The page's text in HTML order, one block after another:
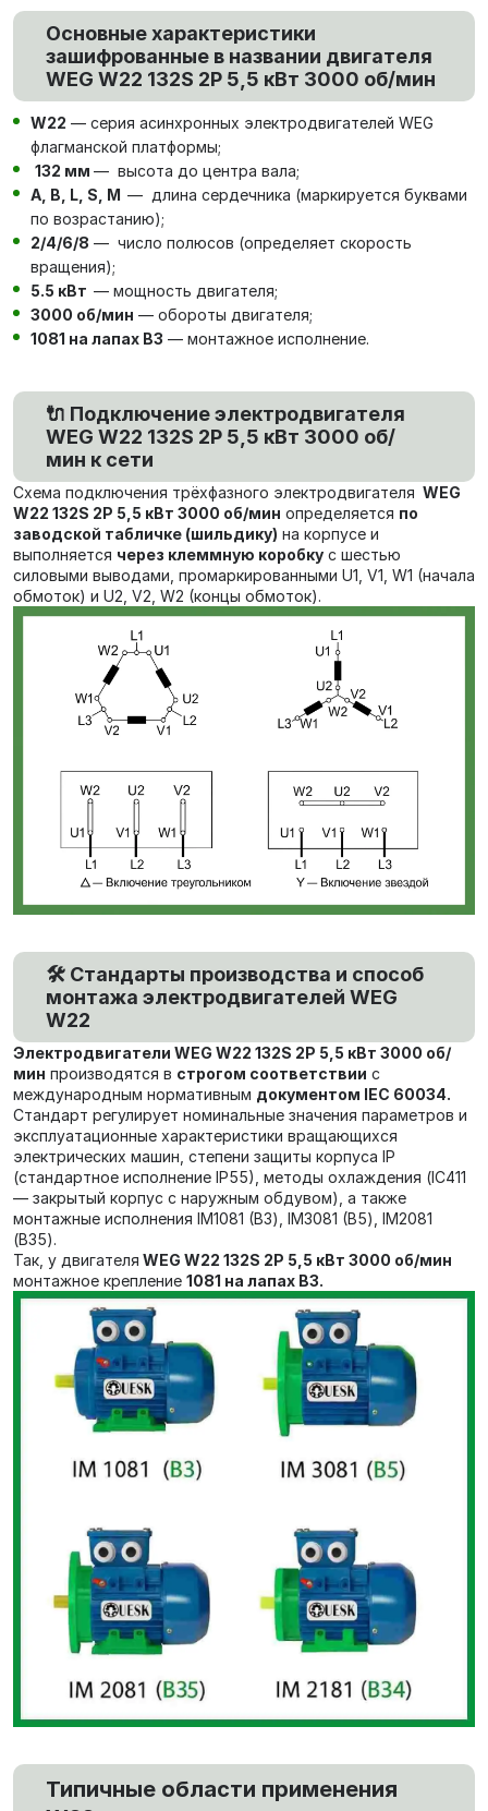
Основные характеристики
зашифрованные в названии двигателя
WEG W22 132S 2P 5,5 кВт 3000 об/мин
W22 — серия асинхронных электродвигателей WEG
флагманской платформы;
132 мм — высота до центра вала;
А, В, L, S, М — длина сердечника (маркируется буквами
по возрастанию);
2/4/6/8 — число полюсов (определяет скорость
вращения);
5.5 кВт — мощность двигателя;
3000 об/мин — обороты двигателя;
1081 на лапах В3 — монтажное исполнение.
🔌 Подключение электродвигателя
WEG W22 132S 2P 5,5 кВт 3000 об/
мин к сети
Схема подключения трёхфазного электродвигателя WEG
W22 132S 2P 5,5 кВт 3000 об/мин определяется по
заводской табличке (шильдику) на корпусе и
выполняется через клеммную коробку с шестью
силовыми выводами, промаркированными U1, V1, W1 (начала
обмоток) и U2, V2, W2 (концы обмоток).
🛠️ Стандарты производства и способ
монтажа электродвигателей WEG
W22
Электродвигатели WEG W22 132S 2P 5,5 кВт 3000 об/
мин производятся в строгом соответствии с
международным нормативным документом IEC 60034.
Стандарт регулирует номинальные значения параметров и
эксплуатационные характеристики вращающихся
электрических машин, степени защиты корпуса IP
(стандартное исполнение IP55), методы охлаждения (IC411
— закрытый корпус с наружным обдувом), а также
монтажные исполнения IM1081 (В3), IM3081 (В5), IM2081
(В35).
Так, у двигателя WEG W22 132S 2P 5,5 кВт 3000 об/мин
монтажное крепление 1081 на лапах В3.
Типичные области применения